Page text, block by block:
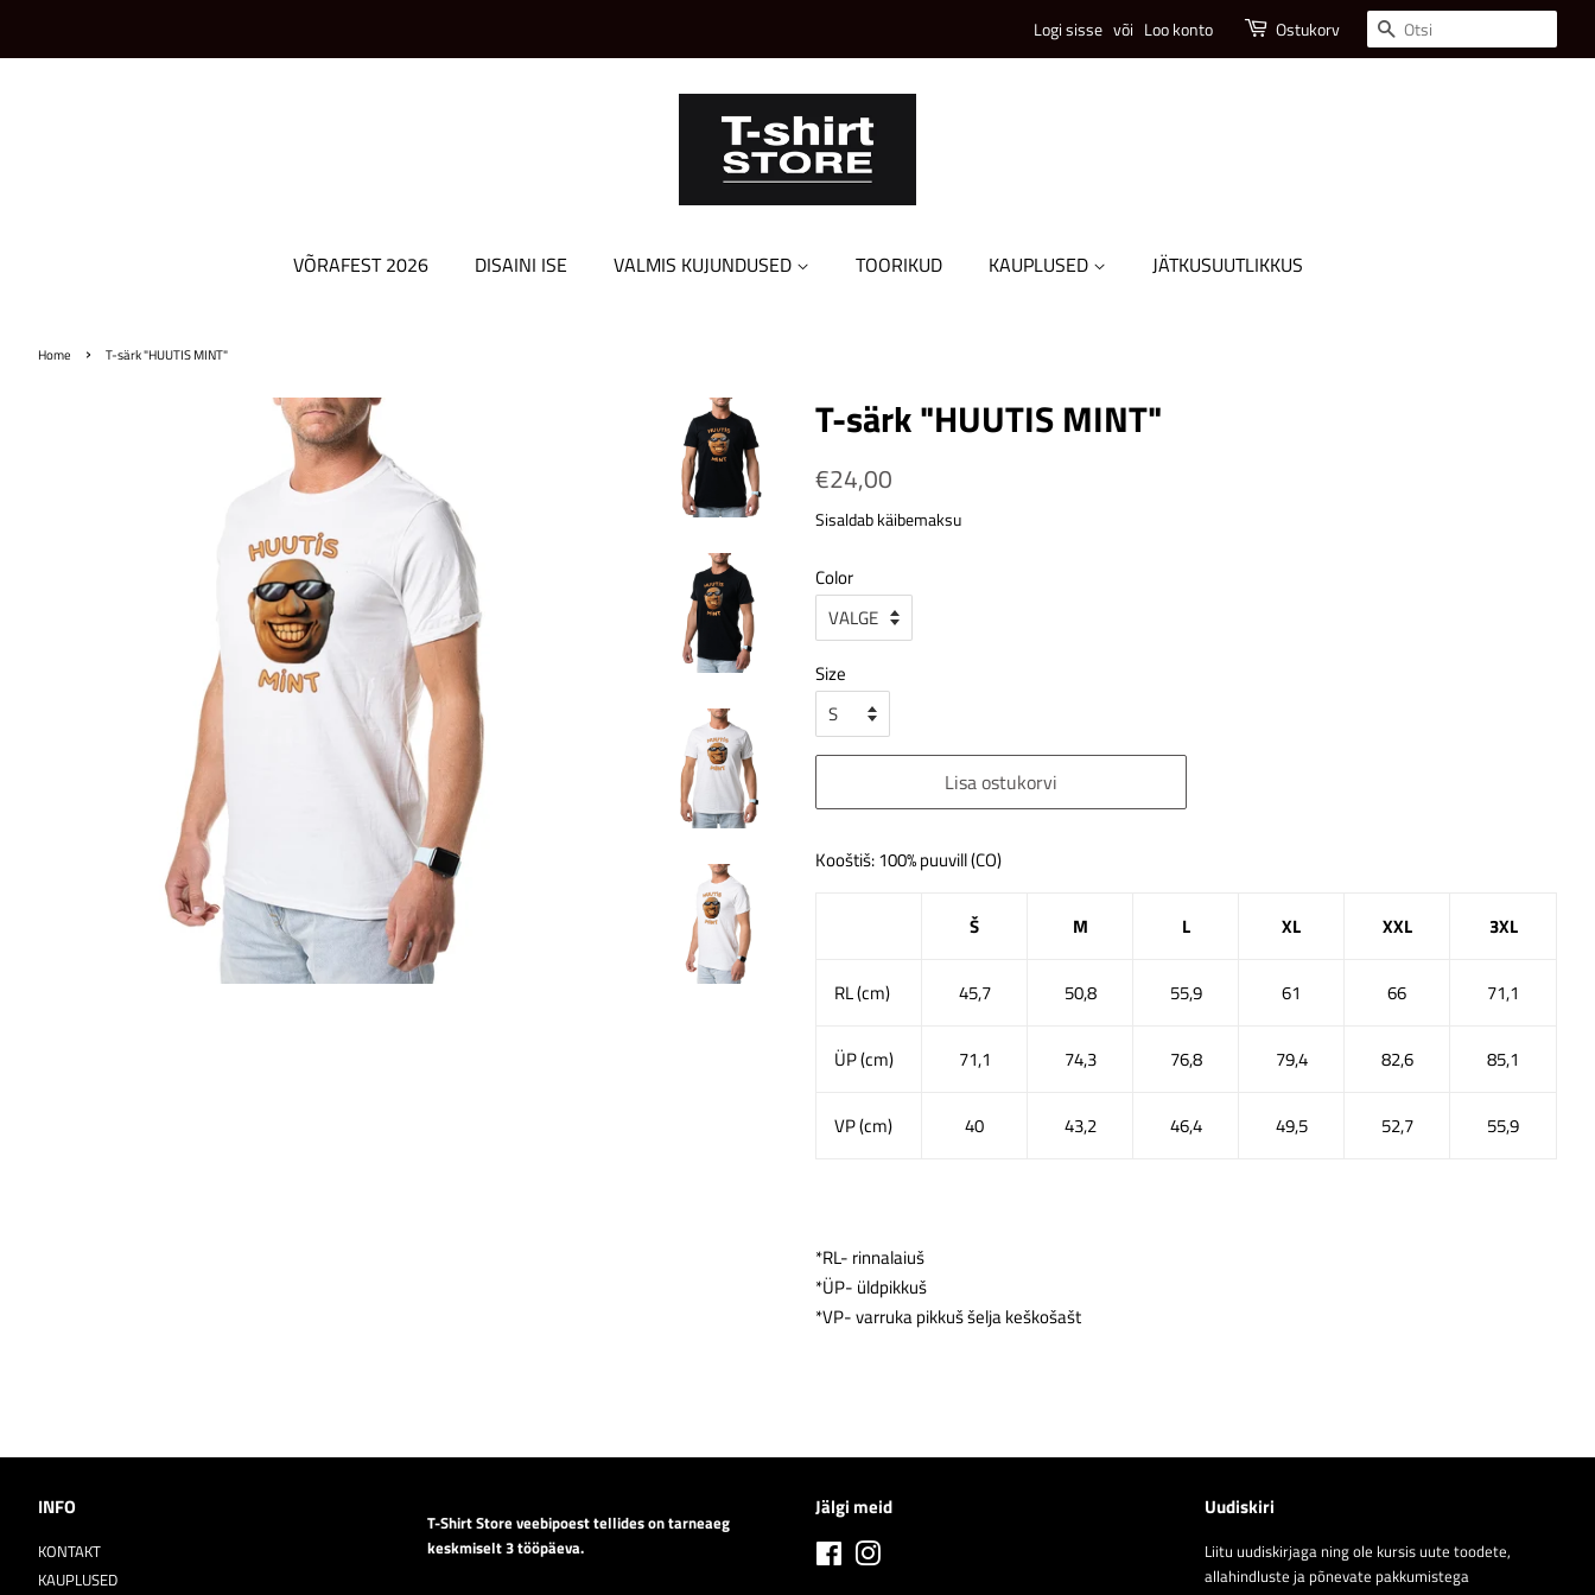
Logi sisse või Loo konto Ostukorv Otsi
VÕRAFEST 2026 DISAINI ISE VALMIS KUJUNDUSED TOORIKUD KAUPLUSED JÄTKUSUUTLIKKUS
Home › T-särk "HUUTIS MINT"
T-särk "HUUTIS MINT"
Tavahind
€24,00
Sisaldab käibemaksu
Color
Size
Lisa ostukorvi
Kooštiš: 100% puuvill (CO)
Š M L XL XXL 3XL
RL (cm) 45,7 50,8 55,9 61 66 71,1
ÜP (cm) 71,1 74,3 76,8 79,4 82,6 85,1
VP (cm) 40 43,2 46,4 49,5 52,7 55,9
*RL- rinnalaiuš
*ÜP- üldpikkuš
*VP- varruka pikkuš šelja keškošašt
INFO
KONTAKT
KAUPLUSED
T-Shirt Store veebipoest tellides on tarneaeg
keskmiselt 3 tööpäeva.
Jälgi meid
Facebook
Uudiskiri
Liitu uudiskirjaga ning ole kursis uute toodete,
allahindluste ja põnevate pakkumistega